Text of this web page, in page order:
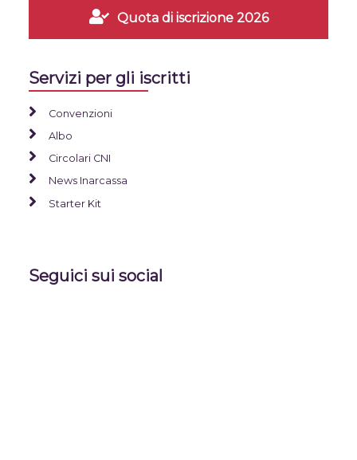
Quota di iscrizione 2026
Servizi per gli iscritti
Convenzioni
Albo
Circolari CNI
News Inarcassa
Starter Kit
Seguici sui social